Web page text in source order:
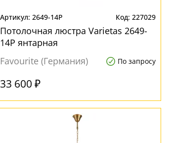
2649-14P 227029
Потолочная люстра Varietas 2649-
14P янтарная
Favourite (Германия)
По запросу
33 600 ₽